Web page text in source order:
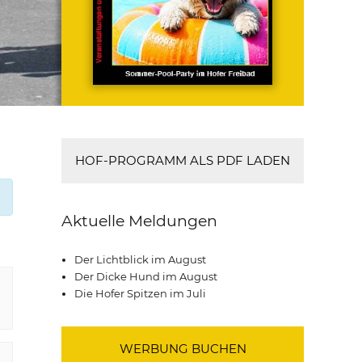
HOF-PROGRAMM ALS PDF LADEN
Aktuelle Meldungen
Der Lichtblick im August
Der Dicke Hund im August
Die Hofer Spitzen im Juli
WERBUNG BUCHEN